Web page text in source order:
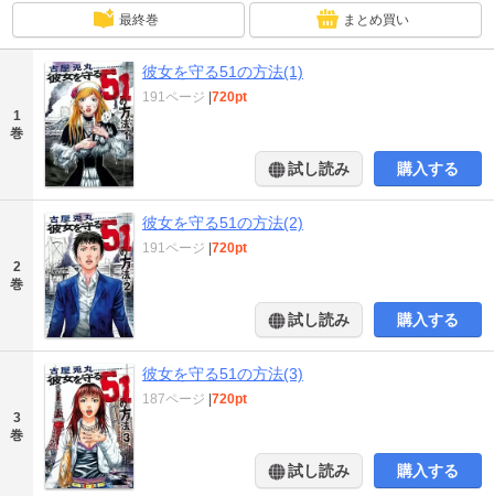
最終巻 まとめ買い
1
巻
彼女を守る51の方法(1)
191ページ |720pt
試し読み 購入する
2
巻
彼女を守る51の方法(2)
191ページ |720pt
試し読み 購入する
3
巻
彼女を守る51の方法(3)
187ページ |720pt
試し読み 購入する